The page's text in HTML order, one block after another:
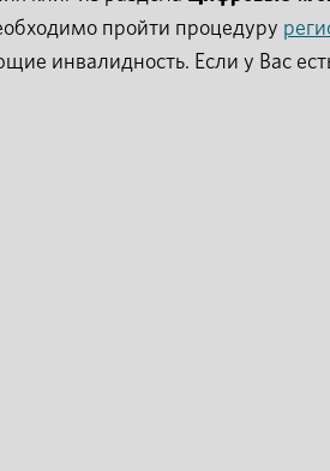
пройти процедуру
инвалидность. Если у Вас